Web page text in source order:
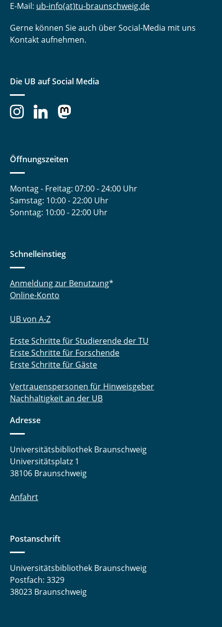
E-Mail: ub-info(at)tu-braunschweig.de
Gerne können Sie auch über Social-Media mit uns
Kontakt aufnehmen.
Die UB auf Social Media
Öffnungszeiten
Montag - Freitag: 07:00 - 24:00 Uhr
Samstag: 10:00 - 22:00 Uhr
Sonntag: 10:00 - 22:00 Uhr
Schnelleinstieg
Anmeldung zur Benutzung*
Online-Konto
UB von A-Z
Erste Schritte für Studierende der TU
Erste Schritte für Forschende
Erste Schritte für Gäste
Vertrauenspersonen für Hinweisgeber
Nachhaltigkeit an der UB
Adresse
Universitätsbibliothek Braunschweig
Universitätsplatz 1
38106 Braunschweig
Anfahrt
Postanschrift
Universitätsbibliothek Braunschweig
Postfach: 3329
38023 Braunschweig